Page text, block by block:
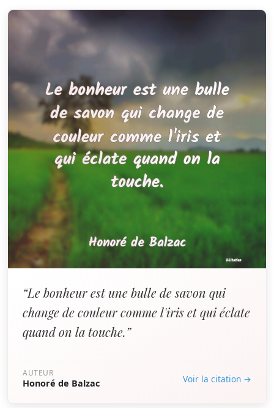
“Le bonheur est une bulle de savon qui
change de couleur comme l'iris et qui éclate
quand on la touche.”
AUTEUR
Honoré de Balzac Voir la citation →